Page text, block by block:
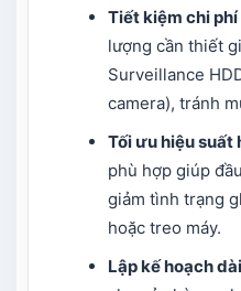
Tiết kiệm chi phí
lượng cần thiết
Surveillance
camera), tránh
Tối ưu hiệu suất
phù hợp giúp
giảm tình trạng
hoặc treo máy.
Lập kế hoạch